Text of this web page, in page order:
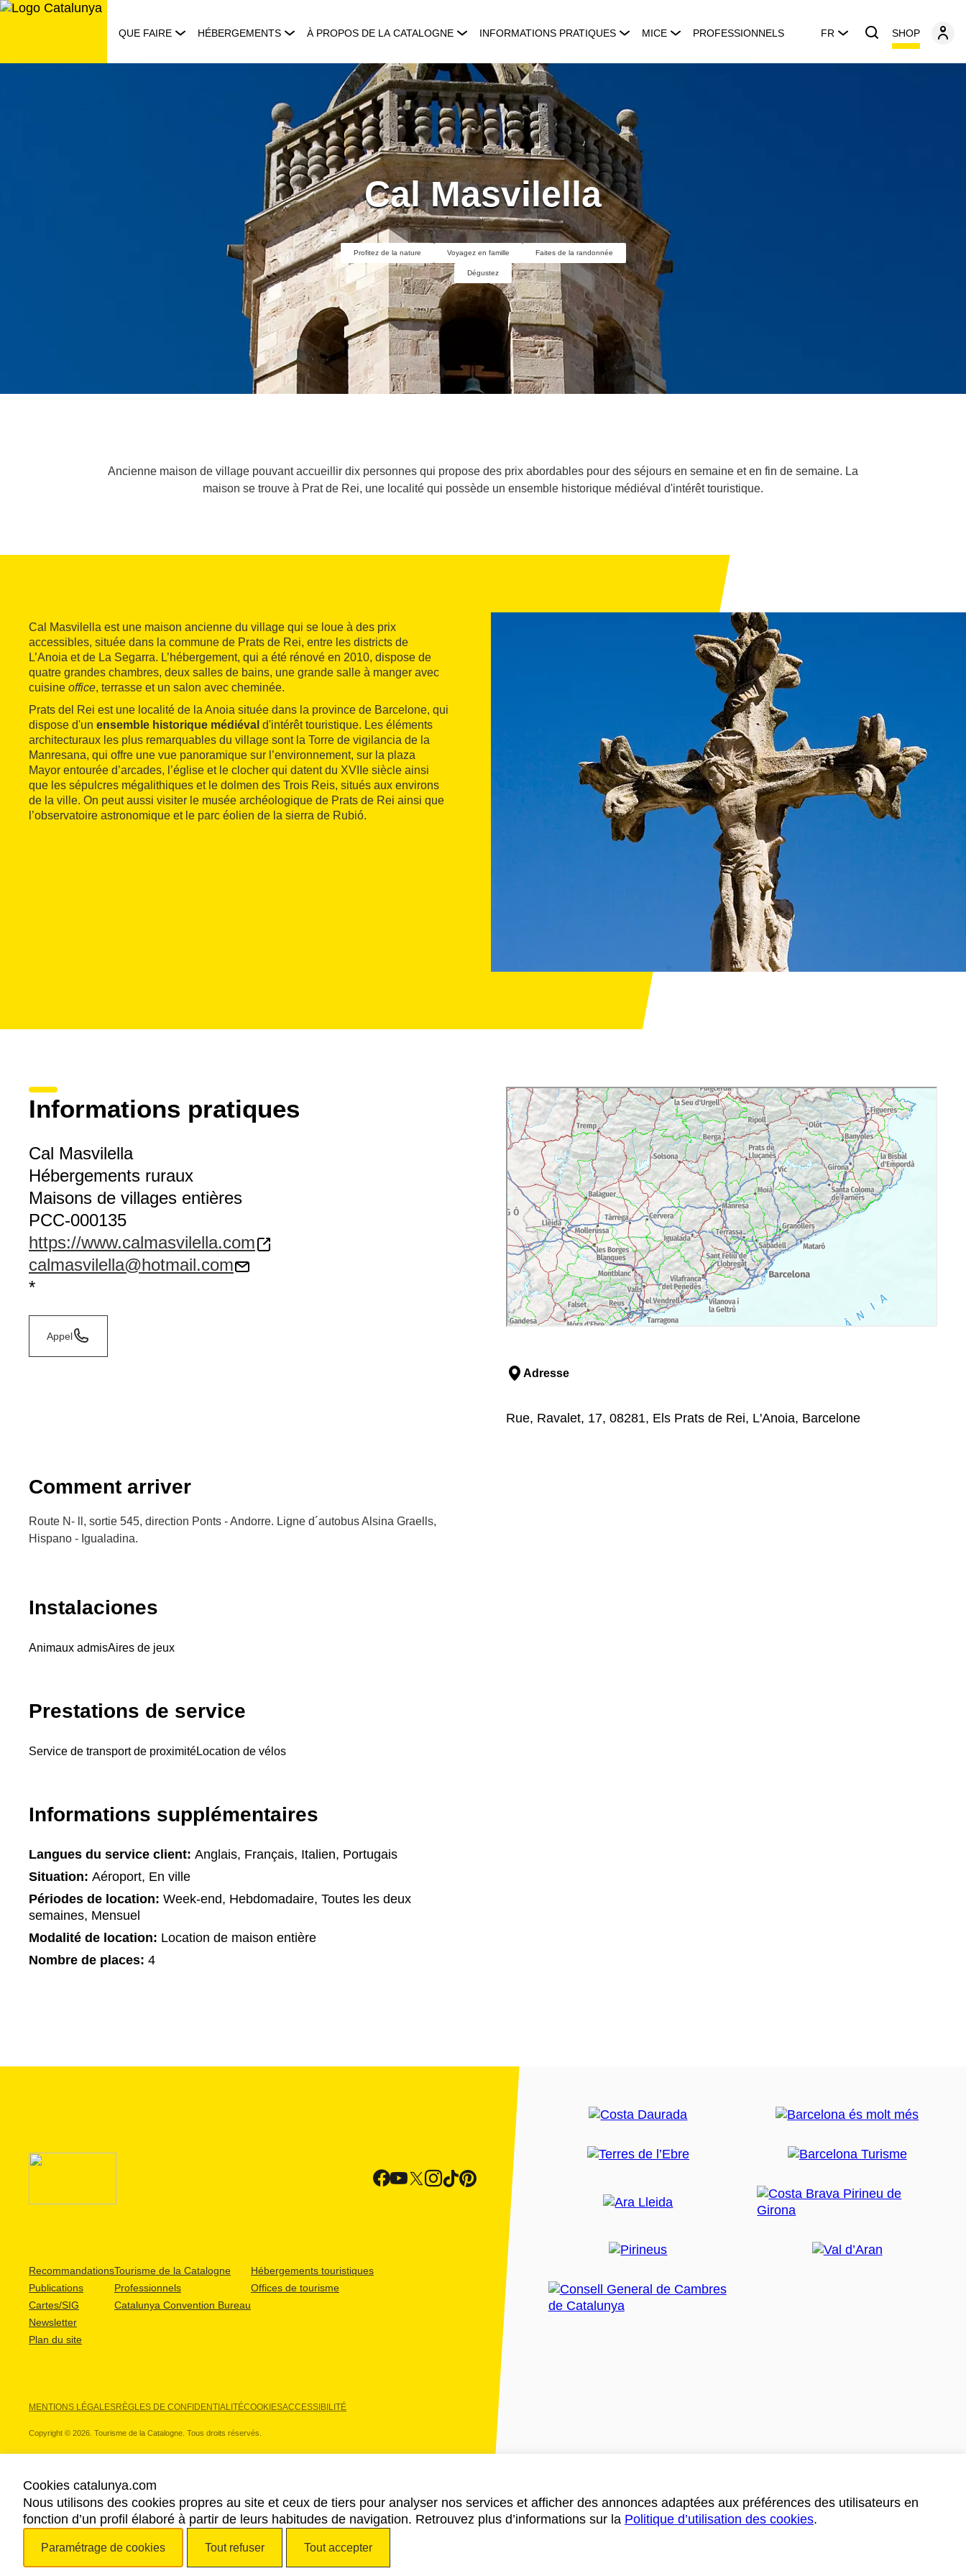
Aller
QUE FAIRE HÉBERGEMENTS À PROPOS DE LA CATALOGNE INFORMATIONS PRATIQUES MICE PROFESSIONNELS FR SHOP
Cal Masvilella
Profitez de la nature Voyagez en famille Faites de la randonnée
Dégustez
Ancienne maison de village pouvant accueillir dix personnes qui propose des prix abordables pour des séjours en semaine et en fin de semaine. La
maison se trouve à Prat de Rei, une localité qui possède un ensemble historique médiéval d'intérêt touristique.
Cal Masvilella est une maison ancienne du village qui se loue à des prix
accessibles, située dans la commune de Prats de Rei, entre les districts de
L’Anoia et de La Segarra. L’hébergement, qui a été rénové en 2010, dispose de
quatre grandes chambres, deux salles de bains, une grande salle à manger avec
cuisine office, terrasse et un salon avec cheminée.
Prats del Rei est une localité de la Anoia située dans la province de Barcelone, qui
dispose d'un ensemble historique médiéval d'intérêt touristique. Les éléments
architecturaux les plus remarquables du village sont la Torre de vigilancia de la
Manresana, qui offre une vue panoramique sur l’environnement, sur la plaza
Mayor entourée d’arcades, l’église et le clocher qui datent du XVIIe siècle ainsi
que les sépulcres mégalithiques et le dolmen des Trois Reis, situés aux environs
de la ville. On peut aussi visiter le musée archéologique de Prats de Rei ainsi que
l’observatoire astronomique et le parc éolien de la sierra de Rubió.
Informations pratiques
Cal Masvilella
Hébergements ruraux
Maisons de villages entières
PCC-000135
https://www.calmasvilella.com
calmasvilella@hotmail.com
*
Appel
Adresse
Rue, Ravalet, 17, 08281, Els Prats de Rei, L'Anoia, Barcelone
Comment arriver
Route N- ll, sortie 545, direction Ponts - Andorre. Ligne d´autobus Alsina Graells,
Hispano - Igualadina.
Instalaciones
Animaux admisAires de jeux
Prestations de service
Service de transport de proximitéLocation de vélos
Informations supplémentaires
Langues du service client: Anglais, Français, Italien, Portugais
Situation: Aéroport, En ville
Périodes de location: Week-end, Hebdomadaire, Toutes les deux
semaines, Mensuel
Modalité de location: Location de maison entière
Nombre de places: 4
Recommandations
Publications
Cartes/SIG
Newsletter
Plan du site
Tourisme de la Catalogne
Professionnels
Catalunya Convention Bureau
Hébergements touristiques
Offices de tourisme
MENTIONS LÉGALESRÈGLES DE CONFIDENTIALITÉCOOKIESACCESSIBILITÉ
Copyright © 2026. Tourisme de la Catalogne. Tous droits réservés.
NOS PARTENAIRES
Cookies catalunya.com
Nous utilisons des cookies propres au site et ceux de tiers pour analyser nos services et afficher des annonces adaptées aux préférences des utilisateurs en
fonction d’un profil élaboré à partir de leurs habitudes de navigation. Retrouvez plus d’informations sur la Politique d’utilisation des cookies.
Paramétrage de cookies Tout refuser Tout accepter